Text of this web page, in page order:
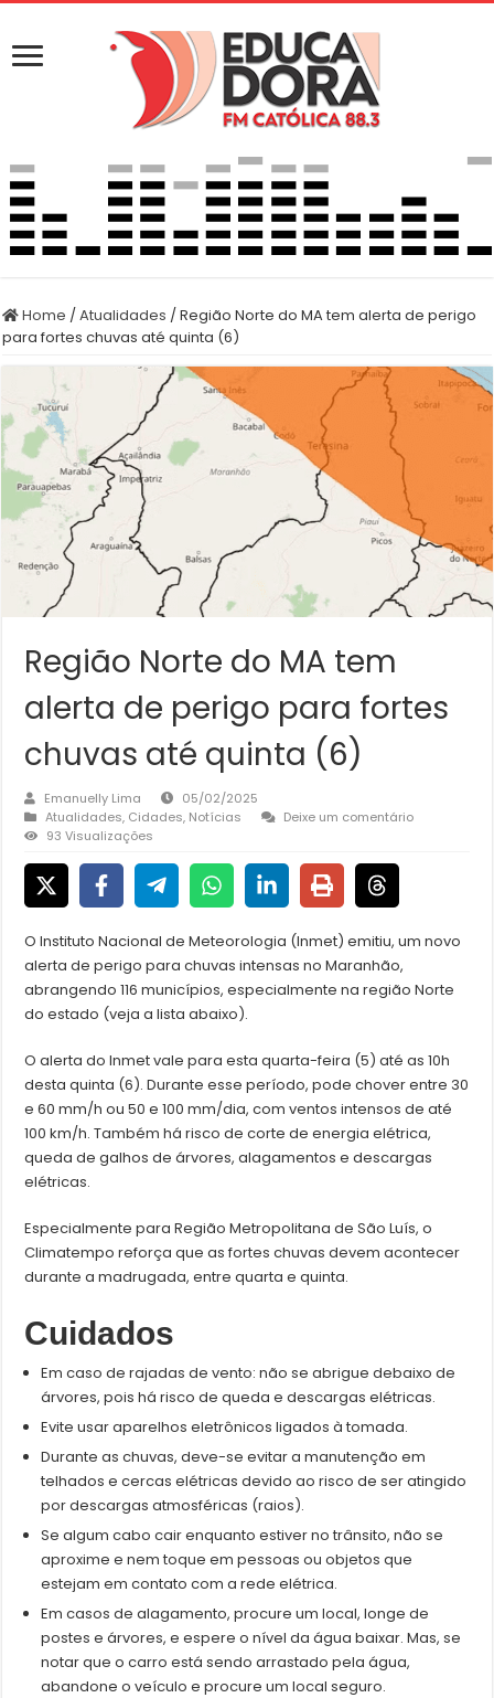
Home /Atualidades /Região Norte do MA tem alerta de perigo
para fortes chuvas até quinta (6)
Região Norte do MA tem
alerta de perigo para fortes
chuvas até quinta (6)
Emanuelly Lima
05/02/2025
Atualidades, Cidades, Notícias
Deixe um comentário
93 Visualizações
O Instituto Nacional de Meteorologia (Inmet) emitiu, um novo
alerta de perigo para chuvas intensas no Maranhão,
abrangendo 116 municípios, especialmente na região Norte
do estado (veja a lista abaixo).
O alerta do Inmet vale para esta quarta-feira (5) até as 10h
desta quinta (6). Durante esse período, pode chover entre 30
e 60 mm/h ou 50 e 100 mm/dia, com ventos intensos de até
100 km/h. Também há risco de corte de energia elétrica,
queda de galhos de árvores, alagamentos e descargas
elétricas.
Especialmente para Região Metropolitana de São Luís, o
Climatempo reforça que as fortes chuvas devem acontecer
durante a madrugada, entre quarta e quinta.
Cuidados
Em caso de rajadas de vento: não se abrigue debaixo de
árvores, pois há risco de queda e descargas elétricas.
Evite usar aparelhos eletrônicos ligados à tomada.
Durante as chuvas, deve-se evitar a manutenção em
telhados e cercas elétricas devido ao risco de ser atingido
por descargas atmosféricas (raios).
Se algum cabo cair enquanto estiver no trânsito, não se
aproxime e nem toque em pessoas ou objetos que
estejam em contato com a rede elétrica.
Em casos de alagamento, procure um local, longe de
postes e árvores, e espere o nível da água baixar. Mas, se
notar que o carro está sendo arrastado pela água,
abandone o veículo e procure um local seguro.